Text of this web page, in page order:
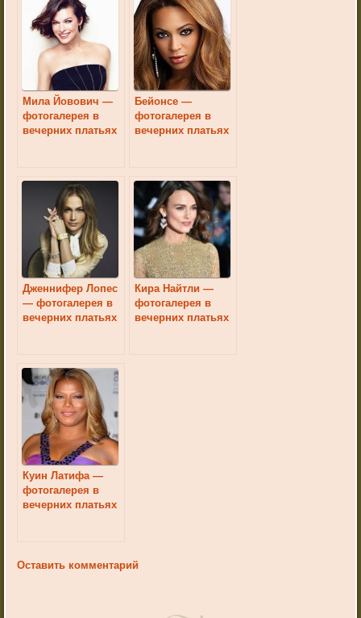
Мила Йовович —
фотогалерея в
вечерних платьях
Бейонсе —
фотогалерея в
вечерних платьях
Дженнифер Лопес
— фотогалерея в
вечерних платьях
Кира Найтли —
фотогалерея в
вечерних платьях
Куин Латифа —
фотогалерея в
вечерних платьях
Оставить комментарий